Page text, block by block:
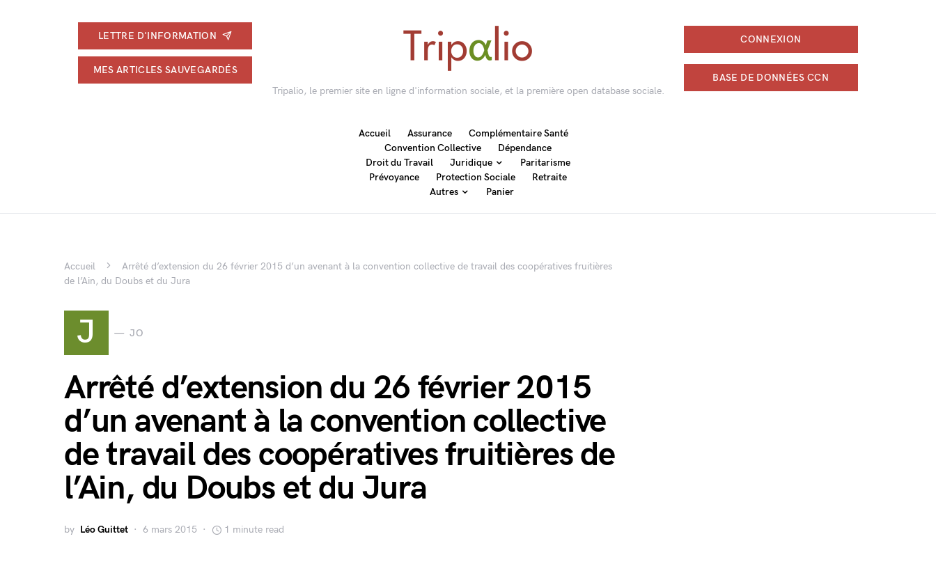
LETTRE D'INFORMATION
MES ARTICLES SAUVEGARDÉS
Tripalio, le premier site en ligne d'information sociale, et la première open database sociale.
CONNEXION
BASE DE DONNÉES CCN
Accueil Assurance
Complémentaire Santé
Convention Collective
Dépendance
Droit du Travail
Juridique
Paritarisme
Prévoyance
Protection Sociale
Retraite
Autres
Panier
Accueil
Arrêté d’extension du 26 février 2015 d’un avenant à la convention collective de travail des coopératives fruitières
de l’Ain, du Doubs et du Jura
J JO
Arrêté d’extension du 26 février 2015
d’un avenant à la convention collective
de travail des coopératives fruitières de
l’Ain, du Doubs et du Jura
by Léo Guittet 6 mars 2015 1 minute read